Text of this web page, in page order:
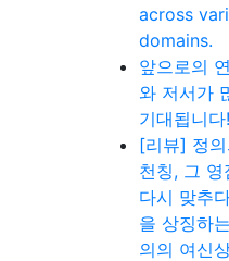
across
domains.
앞으로의
와 저서가
기대됩니다!
[리뷰] 정
천칭, 그 영
다시 맞추
을 상징하
의의 여신